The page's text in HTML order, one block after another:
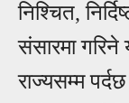
निश्चित,
संसारमा गरिने
राज्यसम्म